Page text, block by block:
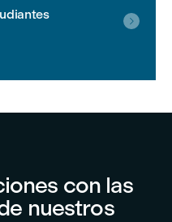

con las
nuestros